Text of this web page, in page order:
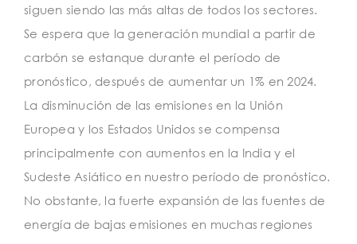
siguen siendo las más altas de todos los sectores.
Se espera que la generación mundial a partir de
carbón se estanque durante el período de
pronóstico, después de aumentar un 1% en 2024.
La disminución de las emisiones en la Unión
Europea y los Estados Unidos se compensa
principalmente con aumentos en la India y el
Sudeste Asiático en nuestro período de pronóstico.
No obstante, la fuerte expansión de las fuentes de
energía de bajas emisiones en muchas regiones